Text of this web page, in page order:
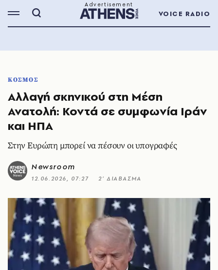
VOICE RADIO
ΚΟΣΜΟΣ
Αλλαγή σκηνικού στη Μέση
Ανατολή: Κοντά σε συμφωνία Ιράν
και ΗΠΑ
Στην Ευρώπη μπορεί να πέσουν οι υπογραφές
Newsroom
12.06.2026, 07:27 2’ ΔΙΑΒΑΣΜΑ